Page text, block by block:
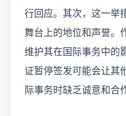
行回应。其次，这一举
舞台上的地位和声誉。
维护其在国际事务中的
证暂停签发可能会让其
际事务时缺乏诚意和合